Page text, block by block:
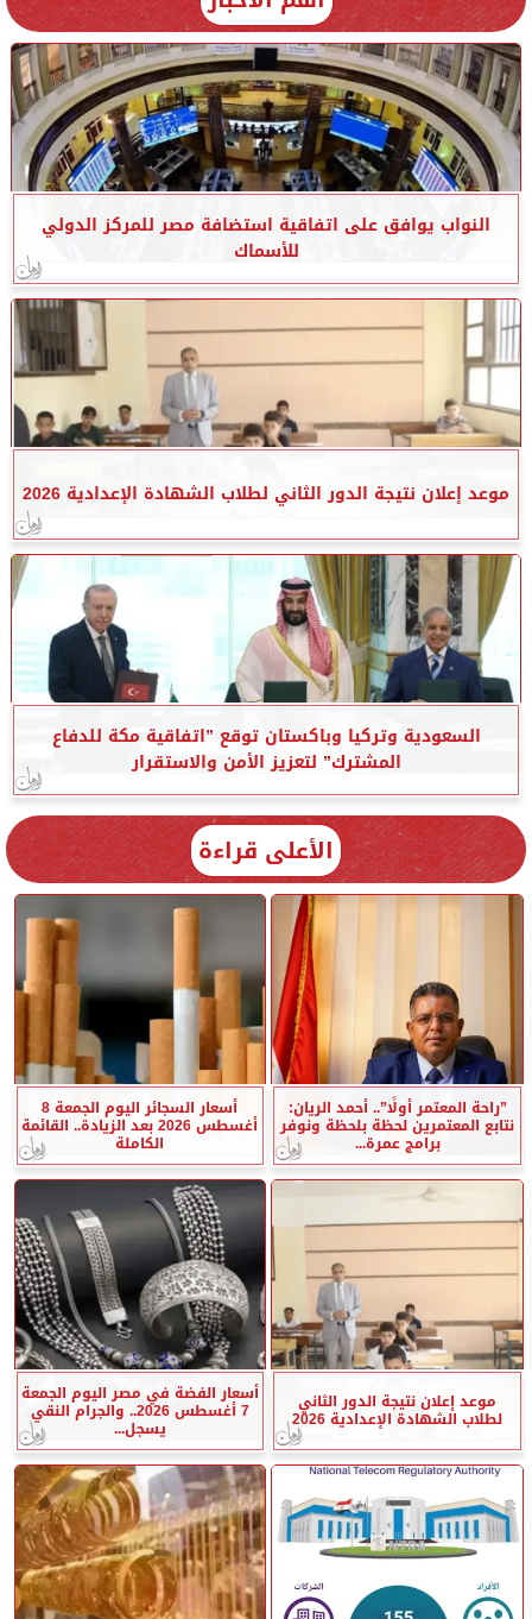
النواب يوافق على اتفاقية استضافة مصر للمركز الدولي
للأسماك
موعد إعلان نتيجة الدور الثاني لطلاب الشهادة الإعدادية 2026
السعودية وتركيا وباكستان توقع ”اتفاقية مكة للدفاع
المشترك” لتعزيز الأمن والاستقرار
الأعلى قراءة
”راحة المعتمر أولًا”.. أحمد الريان:
نتابع المعتمرين لحظة بلحظة ونوفر
برامج عمرة...
أسعار السجائر اليوم الجمعة 8
أغسطس 2026 بعد الزيادة.. القائمة
الكاملة
موعد إعلان نتيجة الدور الثاني
لطلاب الشهادة الإعدادية 2026
أسعار الفضة في مصر اليوم الجمعة
7 أغسطس 2026.. والجرام النقي
يسجل...